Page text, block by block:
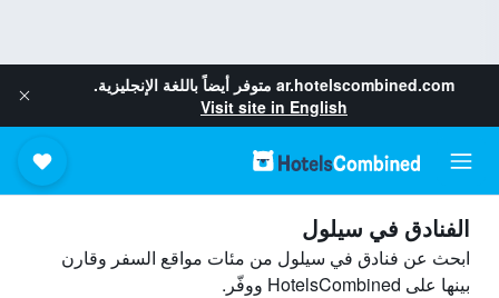
ar.hotelscombined.com متوفر أيضاً باللغة الإنجليزية.
Visit site in English
الفنادق في سيلول
ابحث عن فنادق في سيلول من مئات مواقع السفر وقارن
بينها على HotelsCombined ووفّر.